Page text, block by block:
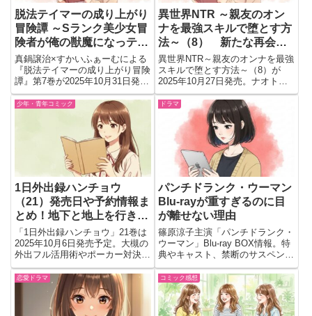
脱法テイマーの成り上がり
冒険譚 ～Sランク美少女冒
険者が俺の獣魔になっテイ
マす～ THE COMIC 7 発売
日・予約情報まとめ【ライ
ドコミックス】
真鍋譲治×すかいふぁーむによる
『脱法テイマーの成り上がり冒険
譚』第7巻が2025年10月31日発
売！奪われた自由を取り戻す、熱
き冒険と絆の物語。
異世界NTR ～親友のオン
ナを最強スキルで堕とす方
法～（8） 新たな再会、
そして“謎の幼なじみ”登場
で波乱必至！
異世界NTR～親友のオンナを最強
スキルで堕とす方法～（8）が
2025年10月27日発売。ナオトの
前に現れた“野々宮カズハ”が物語
を揺るがす。
少年・青年コミック
1日外出録ハンチョウ
（21）発売日や予約情報ま
とめ！地下と地上を行き来
する班長の愉悦が止まらな
い！
「1日外出録ハンチョウ」21巻は
2025年10月6日発売予定。大槻の
外出フル活用術やポーカー対決な
ど見どころ、発売日・予約情報を
サクッとチェックできます。
ドラマ
パンチドランク・ウーマン
Blu-rayが重すぎるのに目
が離せない理由
篠原涼子主演「パンチドランク・
ウーマン」Blu-ray BOX情報。特
典やキャスト、禁断のサスペンス
ストーリーの見どころを詳しく紹
介。
恋愛ドラマ コミック感想